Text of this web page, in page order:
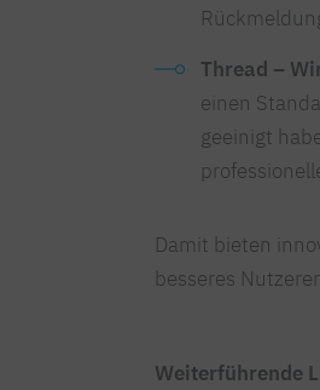
Thread –
einen
geeinigt
Damit bieten
besseres
Weiterführende